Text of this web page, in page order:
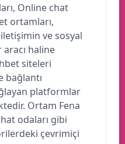
Online chat
ortamları,
ve sosyal
haline
siteleri
bağlantı
platformlar
Ortam Fena
odaları gibi
çevrimiçi